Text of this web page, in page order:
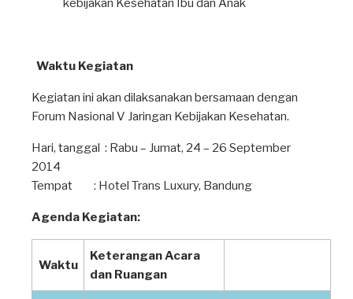
kebijakan Kesehatan Ibu dan Anak
Waktu Kegiatan
Kegiatan ini akan dilaksanakan bersamaan dengan
Forum Nasional V Jaringan Kebijakan Kesehatan.
Hari, tanggal : Rabu – Jumat, 24 – 26 September
2014
Tempat : Hotel Trans Luxury, Bandung
Agenda Kegiatan:
Waktu
Keterangan Acara
dan Ruangan